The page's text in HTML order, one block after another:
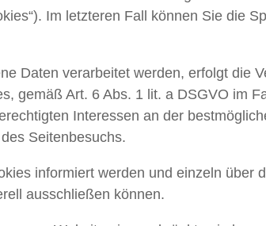
Im letzteren Fall können Sie die
Daten verarbeitet werden, erfolgt die
gemäß Art. 6 Abs. 1 lit. a DSGVO im
Interessen an der
Seitenbesuchs.
informiert werden und einzeln über
ausschließen können.